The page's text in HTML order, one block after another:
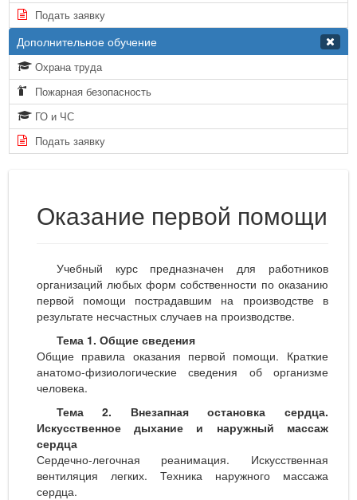
Подать заявку
Дополнительное обучение
Охрана труда
Пожарная безопасность
ГО и ЧС
Подать заявку
Оказание первой помощи
Учебный курс предназначен для работников
организаций любых форм собственности по оказанию
первой помощи пострадавшим на производстве в
результате несчастных случаев на производстве.
Тема 1. Общие сведения
Общие правила оказания первой помощи. Краткие
анатомо-физиологические сведения об организме
человека.
Тема 2. Внезапная остановка сердца.
Искусственное дыхание и наружный массаж
сердца
Сердечно-легочная реанимация. Искусственная
вентиляция легких. Техника наружного массажа
сердца.